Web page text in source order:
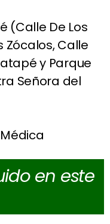
(Calle De Los
Zócalos, Calle
y Parque
Señora del
en este